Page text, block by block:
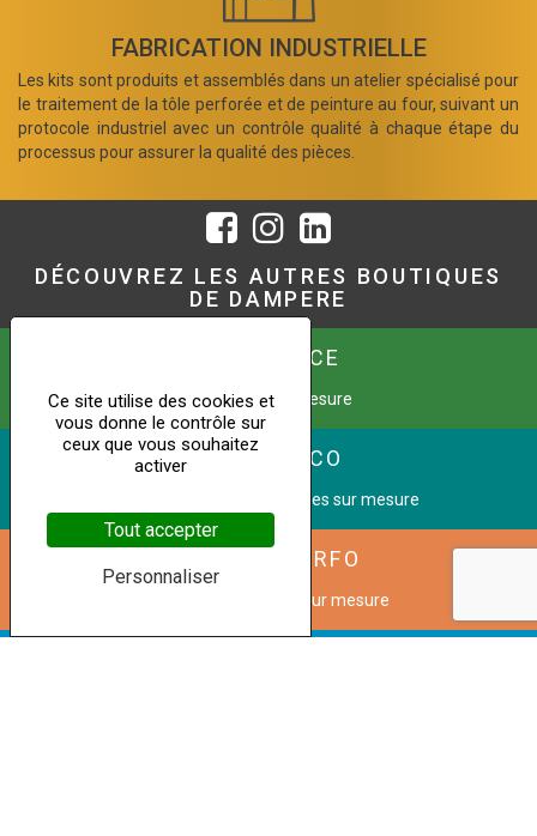
FABRICATION INDUSTRIELLE
Les kits sont produits et assemblés dans un atelier spécialisé pour
le traitement de la tôle perforée et de peinture au four, suivant un
protocole industriel avec un contrôle qualité à chaque étape du
processus pour assurer la qualité des pièces.
DÉCOUVREZ LES AUTRES BOUTIQUES
DE DAMPERE
URBAFENCE
Kit Clôture sur mesure
YUNIK DECO
Tôles perforées décoratives sur mesure
PANNEL PERFO
Grilles de ventilation sur mesure
Ce site utilise des cookies et
vous donne le contrôle sur
ceux que vous souhaitez
activer
Tout accepter
Personnaliser